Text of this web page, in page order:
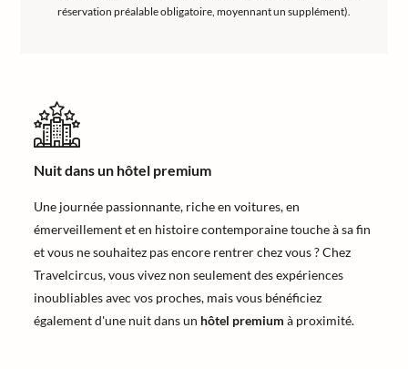
réservation préalable obligatoire, moyennant un supplément).
Nuit dans un hôtel premium
Une journée passionnante, riche en voitures, en
émerveillement et en histoire contemporaine touche à sa fin
et vous ne souhaitez pas encore rentrer chez vous ? Chez
Travelcircus, vous vivez non seulement des expériences
inoubliables avec vos proches, mais vous bénéficiez
également d'une nuit dans un hôtel premium à proximité.